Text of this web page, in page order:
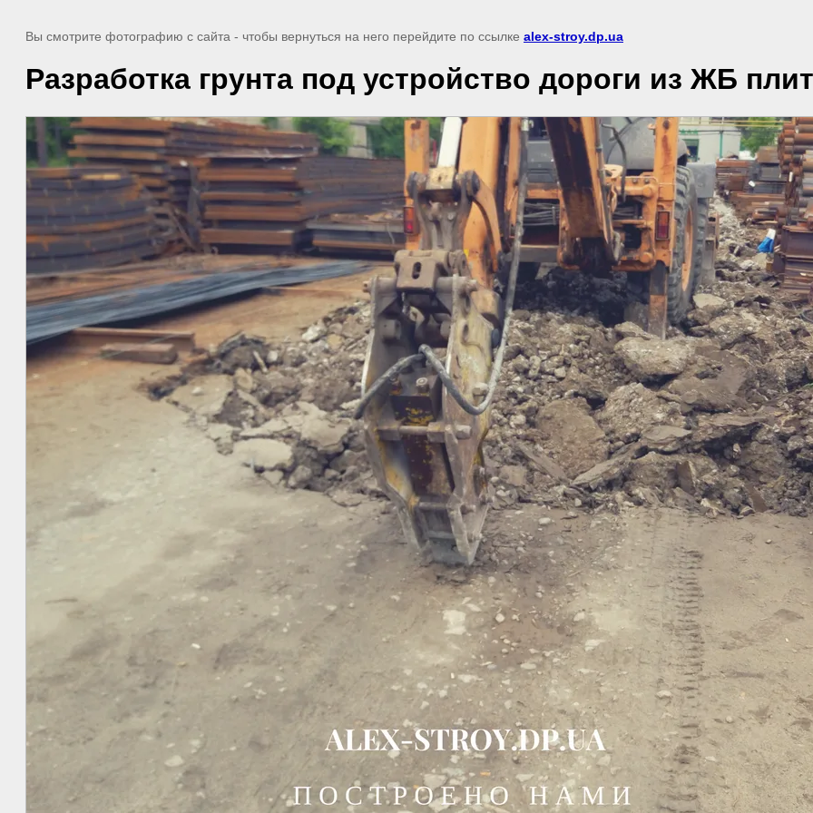
Вы смотрите фотографию с сайта - чтобы вернуться на него перейдите по ссылке alex-stroy.dp.ua
Разработка грунта под устройство дороги из ЖБ плит